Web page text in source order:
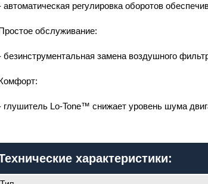
автоматическая регулировка оборотов
обслуживание:
безинструментальная замена воздушного
глушитель Lo-Tone™ снижает уровень шума
характеристики: